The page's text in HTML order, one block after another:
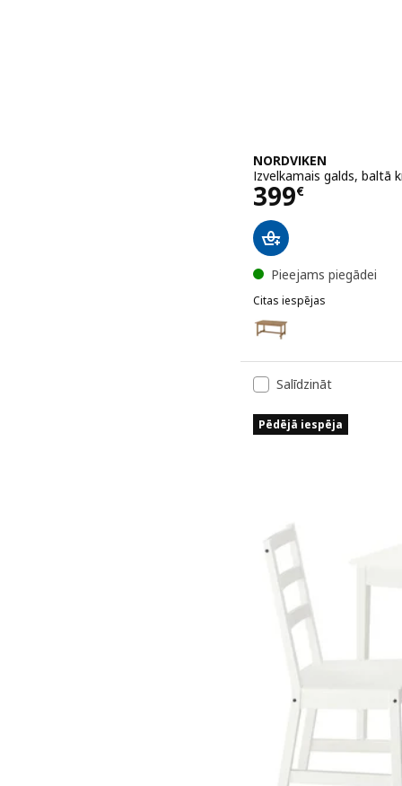
NORDVIKEN
Izvelkamais galds, baltā
399€
Cena 399€
Pieejams piegādei
Citas iespējas
Variants: NORDVIKEN,
Salīdzināt
Pēdējā iespēja